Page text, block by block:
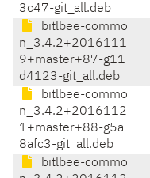
3c47-git_all.deb
bitlbee-commo
n_3.4.2+2016111
9+master+87-g11
d4123-git_all.deb
bitlbee-commo
n_3.4.2+2016112
1+master+88-g5a
8afc3-git_all.deb
bitlbee-commo